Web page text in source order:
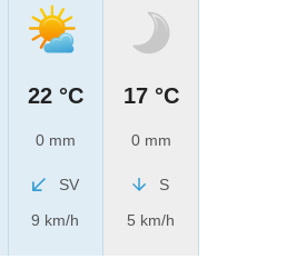
22 °C
0 mm
SV
9 km/h
17 °C
0 mm
S
5 km/h